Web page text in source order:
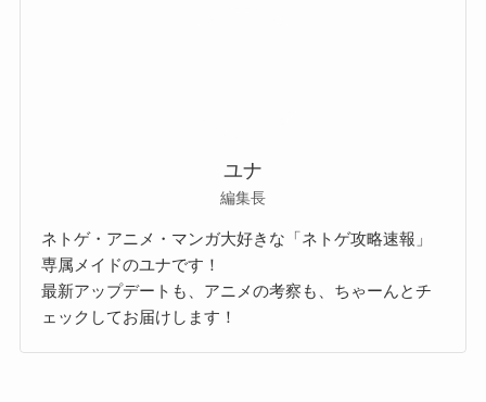
ユナ
編集長
ネトゲ・アニメ・マンガ大好きな「ネトゲ攻略速報」
専属メイドのユナです！
最新アップデートも、アニメの考察も、ちゃーんとチ
ェックしてお届けします！